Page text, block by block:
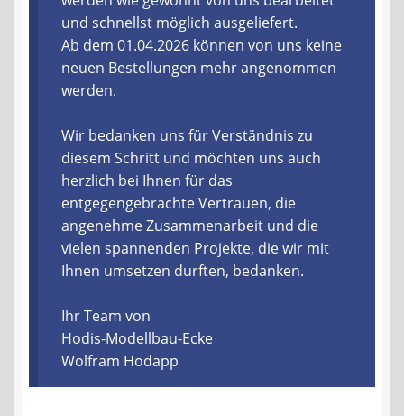
Lieferzeit & Verfügbarkeit
Gutschein
Batterien- und Akku Verordnung
Elektro- und Elektronikgeräte Verordnung
Öle- und Schmierstoff Verordnung
Vereine & Foren
Kontakt
und schnellst möglich ausgeliefert.
Ab dem 01.04.2026 können von uns keine
neuen Bestellungen mehr angenommen
werden.
Wir bedanken uns für Verständnis zu
diesem Schritt und möchten uns auch
herzlich bei Ihnen für das
entgegengebrachte Vertrauen, die
angenehme Zusammenarbeit und die
vielen spannenden Projekte, die wir mit
Ihnen umsetzen durften, bedanken.
Ihr Team von
Hodis-Modellbau-Ecke
Wolfram Hodapp